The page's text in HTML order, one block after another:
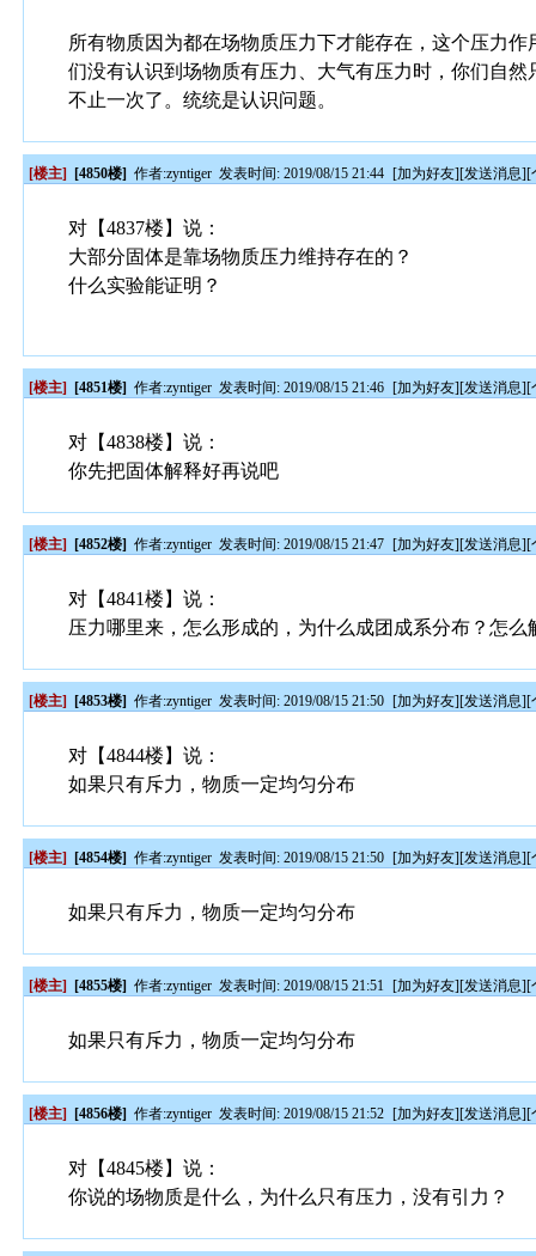
所有物质因为都在场物质压力下才能存在，这个压力
们没有认识到场物质有压力、大气有压力时，你们自
不止一次了。统统是认识问题。
[楼主] [4850楼] 作者:zyntiger 发表时间: 2019/08/15 21:44 [加为好友][发送消息][
对【4837楼】说：
大部分固体是靠场物质压力维持存在的？
什么实验能证明？
[楼主] [4851楼] 作者:zyntiger 发表时间: 2019/08/15 21:46 [加为好友][发送消息][
对【4838楼】说：
你先把固体解释好再说吧
[楼主] [4852楼] 作者:zyntiger 发表时间: 2019/08/15 21:47 [加为好友][发送消息][
对【4841楼】说：
压力哪里来，怎么形成的，为什么成团成系分布？怎么
[楼主] [4853楼] 作者:zyntiger 发表时间: 2019/08/15 21:50 [加为好友][发送消息][
对【4844楼】说：
如果只有斥力，物质一定均匀分布
[楼主] [4854楼] 作者:zyntiger 发表时间: 2019/08/15 21:50 [加为好友][发送消息][
如果只有斥力，物质一定均匀分布
[楼主] [4855楼] 作者:zyntiger 发表时间: 2019/08/15 21:51 [加为好友][发送消息][
如果只有斥力，物质一定均匀分布
[楼主] [4856楼] 作者:zyntiger 发表时间: 2019/08/15 21:52 [加为好友][发送消息][
对【4845楼】说：
你说的场物质是什么，为什么只有压力，没有引力？